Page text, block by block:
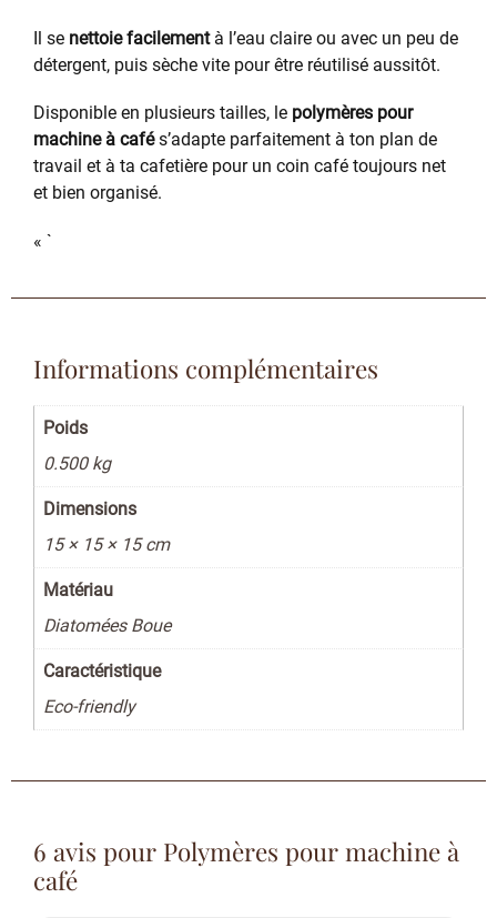
Il se nettoie facilementà l’eau claire ou avec un peu de
détergent, puis sèche vite pour être réutilisé aussitôt.
Disponible en plusieurs tailles, le polymères pour
machine à cafés’adapte parfaitement à ton plan de
travail et à ta cafetière pour un coin café toujours net
et bien organisé.
« `
Informations complémentaires
Poids
0.500 kg
Dimensions
15 × 15 × 15 cm
Matériau
Diatomées Boue
Caractéristique
Eco-friendly
6 avis pour Polymères pour machine à
café